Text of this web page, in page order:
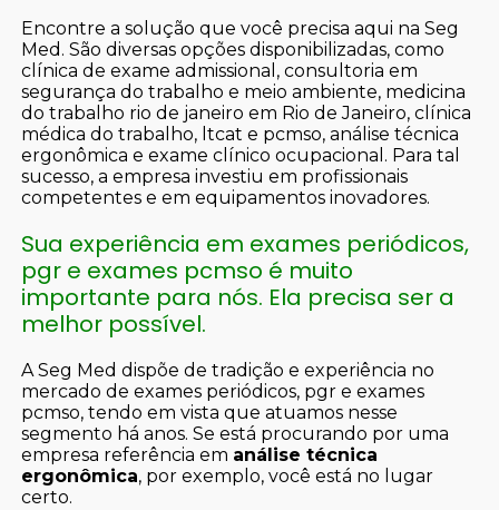
Encontre a solução que você precisa aqui na Seg
Med. São diversas opções disponibilizadas, como
clínica de exame admissional, consultoria em
segurança do trabalho e meio ambiente, medicina
do trabalho rio de janeiro em Rio de Janeiro, clínica
médica do trabalho, ltcat e pcmso, análise técnica
ergonômica e exame clínico ocupacional. Para tal
sucesso, a empresa investiu em profissionais
competentes e em equipamentos inovadores.
Sua experiência em exames periódicos,
pgr e exames pcmso é muito
importante para nós. Ela precisa ser a
melhor possível.
A Seg Med dispõe de tradição e experiência no
mercado de exames periódicos, pgr e exames
pcmso, tendo em vista que atuamos nesse
segmento há anos. Se está procurando por uma
empresa referência em análise técnica
ergonômica, por exemplo, você está no lugar
certo.